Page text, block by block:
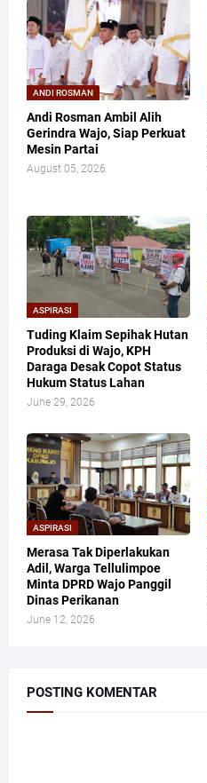
ANDI ROSMAN
Andi Rosman Ambil Alih
Gerindra Wajo, Siap Perkuat
Mesin Partai
August 05, 2026
ASPIRASI
Tuding Klaim Sepihak Hutan
Produksi di Wajo, KPH
Daraga Desak Copot Status
Hukum Status Lahan
June 29, 2026
ASPIRASI
Merasa Tak Diperlakukan
Adil, Warga Tellulimpoe
Minta DPRD Wajo Panggil
Dinas Perikanan
June 12, 2026
POSTING KOMENTAR